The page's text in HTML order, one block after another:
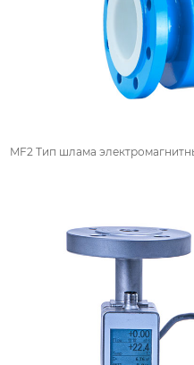
MF2 Тип шлама